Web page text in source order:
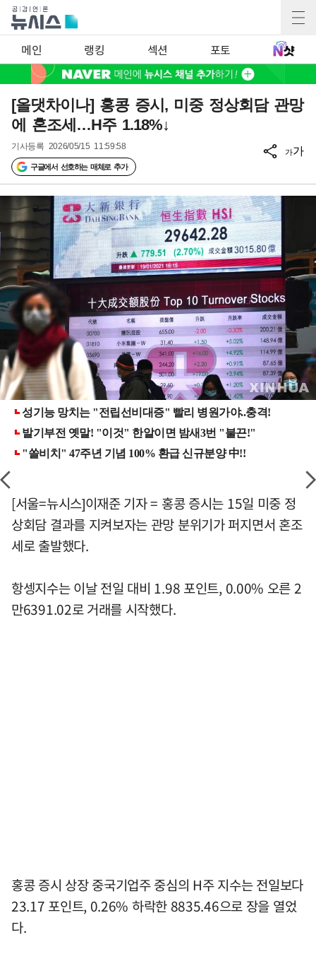
메인 랭킹 섹션 포토
[올댓차이나] 홍콩 증시, 미중 정상회담 관망
에 혼조세…H주 1.18%↓
기사등록 2026/05/15 11:59:58
구글에서 선호하는 매체로 추가
가가
[서울=뉴시스]이재준 기자 = 홍콩 증시는 15일 미중 정
상회담 결과를 지켜보자는 관망 분위기가 퍼지면서 혼조
세로 출발했다.
항셍지수는 이날 전일 대비 1.98 포인트, 0.00% 오른 2
만6391.02로 거래를 시작했다.
홍콩 증시 상장 중국기업주 중심의 H주 지수는 전일보다
23.17 포인트, 0.26% 하락한 8835.46으로 장을 열었
다.